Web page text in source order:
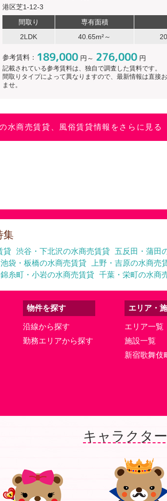
港区芝1-12-3
間取り
専有面積
2LDK
40.65m²～
参考賃料： 189,000 円～ 276,000 円
記載されている参考賃料は、独自で調査した賃料です。
間取りタイプによって異なりますので、最新情報は直接
ませ。
水商売賃貸、風俗賃貸情報をさらに見る
集
貸 渋谷・下北沢の水商売賃貸 五反田・蒲田
池袋・板橋の水商売賃貸 上野・吉原の水商売
錦糸町・小岩の水商売賃貸 千葉・栄町の水商
物件を探す
沿線から探す
勤務エリアから探す
エリア・
エリア一覧
施設一覧
新宿歌舞伎
キャラクタ